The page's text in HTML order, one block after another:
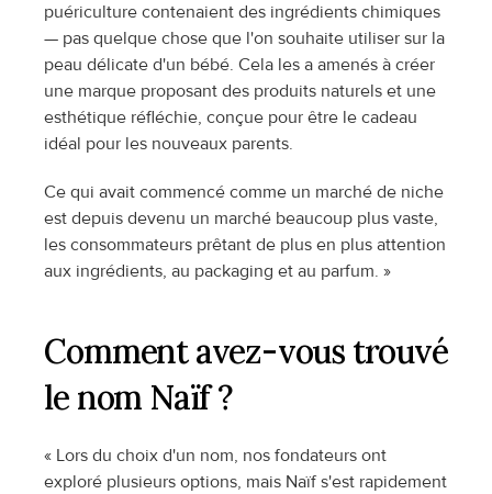
puériculture contenaient des ingrédients chimiques
— pas quelque chose que l'on souhaite utiliser sur la
peau délicate d'un bébé. Cela les a amenés à créer
une marque proposant des produits naturels et une
esthétique réfléchie, conçue pour être le cadeau
idéal pour les nouveaux parents.
Ce qui avait commencé comme un marché de niche
est depuis devenu un marché beaucoup plus vaste,
les consommateurs prêtant de plus en plus attention
aux ingrédients, au packaging et au parfum. »
Comment avez-vous trouvé
le nom Naïf ?
« Lors du choix d'un nom, nos fondateurs ont
exploré plusieurs options, mais Naïf s'est rapidement